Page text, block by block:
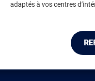
adaptés à vos centres
Vendez sur RDC